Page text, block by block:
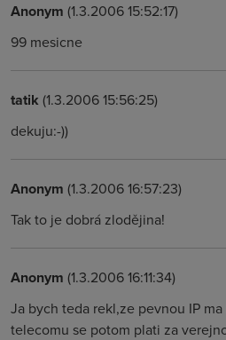
Anonym (1.3.2006 15:52:17)
99 mesicne
tatik (1.3.2006 15:56:25)
dekuju:-))
Anonym (1.3.2006 16:57:23)
Tak to je dobrá zlodějina!
Anonym (1.3.2006 16:11:34)
Ja bych teda rekl,ze pevnou IP
telecomu se potom plati za